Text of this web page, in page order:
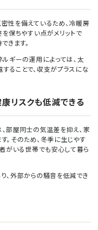
性を備えているため、冷暖房
保ちやすい点がメリットで
きます。
ギーの運用によっては、太
ることで、収支がプラスにな
リスクも低減できる
部屋同士の気温差を抑え、家
。そのため、冬季に生じやす
がいる世帯でも安心して暮ら
、外部からの騒音を低減でき